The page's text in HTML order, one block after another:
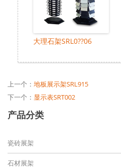
大理石架SRL0??06
上一个： 地板展示架SRL915
下一个： 显示表SRT002
产品分类
瓷砖展架
石材展架